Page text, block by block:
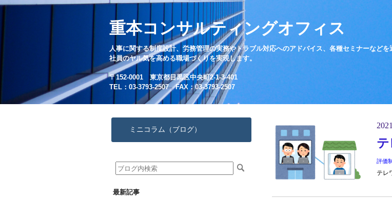
重本コンサルティングオフィス
人事に関する制度設計、労務管理の実務やトラブル対応へのアドバイス、各種セミナーなどを
社員のヤル気を高める職場づくりを実現します。
〒152-0001 東京都目黒区中央町2-1-3-401
TEL：03-3793-2507 FAX：03-3793-2507
ミニコラム（ブログ）
最新記事
評価
テレ